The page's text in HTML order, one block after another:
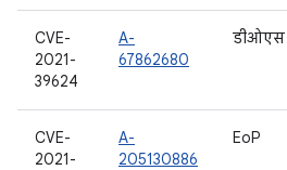
CVE-
2021-
39624
A-
67862680
डीओएस
CVE-
2021-
A-
205130886
EoP